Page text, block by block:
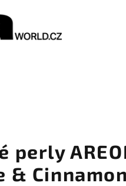
perly
& Cinnamon